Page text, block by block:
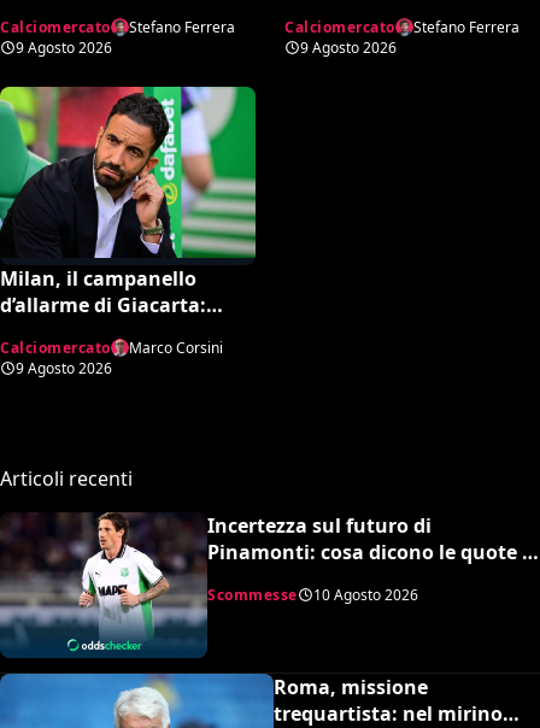
Calciomercato
Stefano Ferrera
9 Agosto 2026
Cabal come contropartita
Calciomercato
Stefano Ferrera
9 Agosto 2026
Milan, il campanello
d’allarme di Giacarta:
sbloccare Inacio e
Hojbjerg
Calciomercato
Marco Corsini
9 Agosto 2026
Articoli recenti
Incertezza sul futuro di
Pinamonti: cosa dicono le quote e
Scommesse 10 Agosto 2026
Roma, missione
trequartista: nel mirino